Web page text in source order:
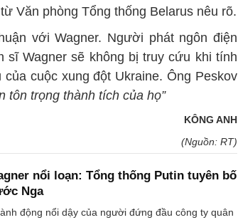
Văn phòng Tổng thống Belarus nêu rõ.
với Wagner. Người phát ngôn điện
sĩ Wagner sẽ không bị truy cứu khi tính
cuộc xung đột Ukraine. Ông Peskov
tôn trọng thành tích của họ”
KÔNG ANH
(Nguồn: RT)
nổi loạn: Tổng thống Putin tuyên bố
Nga
động nổi dậy của người đứng đầu công ty quân